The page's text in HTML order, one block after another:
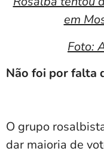
em
Foto:
Não foi por falta
O grupo
dar maioria de